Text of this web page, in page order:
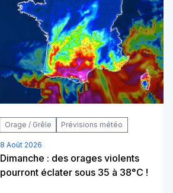
Orage / Grêle Prévisions météo
8 Août 2026
Dimanche : des orages violents
pourront éclater sous 35 à 38°C !